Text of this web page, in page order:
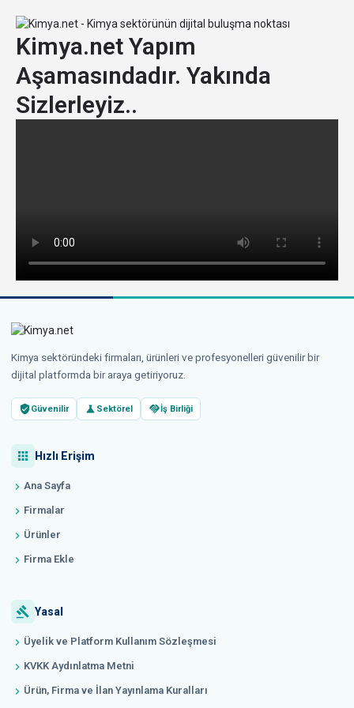
Kimya.net Yapım
Aşamasındadır. Yakında
Sizlerleyiz..
Kimya sektöründeki firmaları, ürünleri ve profesyonelleri güvenilir bir
dijital platformda bir araya getiriyoruz.
verified_userGüvenilir science Sektörel handshakeİş Birliği
apps Hızlı Erişim
chevron_right Ana Sayfa
chevron_right Firmalar
chevron_right Ürünler
chevron_right Firma Ekle
gavel Yasal
chevron_right Üyelik ve Platform Kullanım Sözleşmesi
chevron_right KVKK Aydınlatma Metni
chevron_right Ürün, Firma ve İlan Yayınlama Kuralları